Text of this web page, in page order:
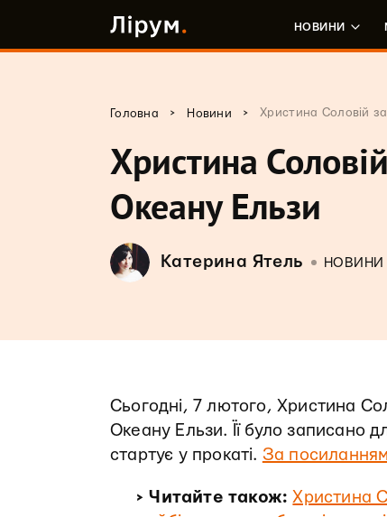
НОВИНИ
Головна > Новини > Христина Соловій
Христина
Океану Ельзи
Катерина Ятель НОВИНИ
Сьогодні, 7 лютого, Христина
Океану Ельзи. Її було записано
стартує у прокаті. За посиланням
> Читайте також:Христина